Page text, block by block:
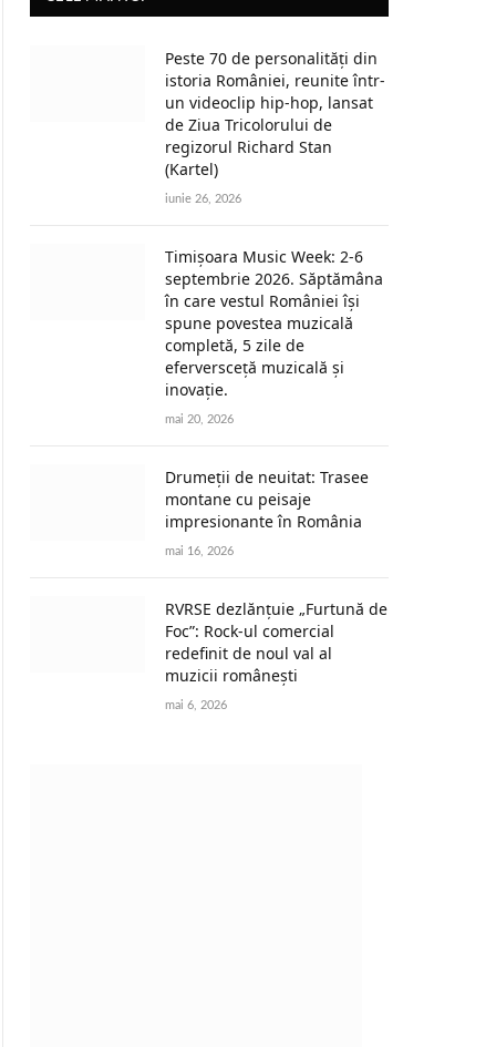
Peste 70 de personalități din
istoria României, reunite într-
un videoclip hip-hop, lansat
de Ziua Tricolorului de
regizorul Richard Stan
(Kartel)
iunie 26, 2026
Timișoara Music Week: 2-6
septembrie 2026. Săptămâna
în care vestul României își
spune povestea muzicală
completă, 5 zile de
eferversceță muzicală și
inovație.
mai 20, 2026
Drumeții de neuitat: Trasee
montane cu peisaje
impresionante în România
mai 16, 2026
RVRSE dezlănțuie „Furtună de
Foc”: Rock-ul comercial
redefinit de noul val al
muzicii românești
mai 6, 2026